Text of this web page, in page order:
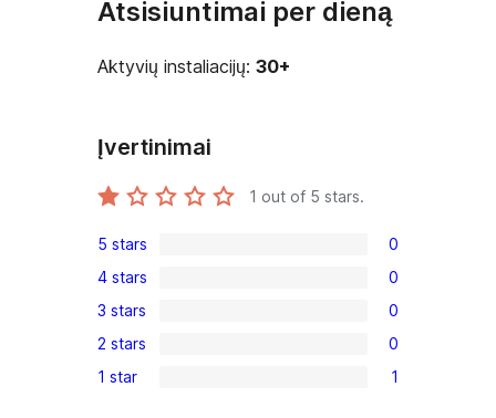
Atsisiuntimai per dieną
Aktyvių instaliacijų: 30+
Įvertinimai
1 out of 5 stars.
0
5-
star
reviews
5 stars 0
0
4-
star
reviews
4 stars 0
0
3-
star
3 stars 0
0
2-
2 stars 0
1
1 star 1